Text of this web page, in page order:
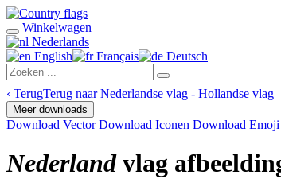
Winkelwagen
Nederlands
English
Français Deutsch
‹ TerugTerug naar Nederlandse vlag - Hollandse vlag
Meer downloads
Download Vector Download Iconen Download Emoji
Nederlandvlag